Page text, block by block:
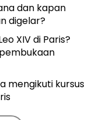
dan kapan
digelar?
XIV di Paris?
mengikuti kursus